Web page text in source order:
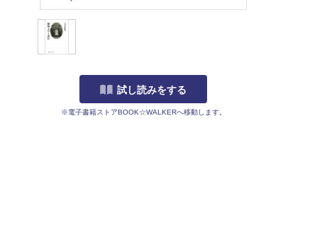
試し読みをする
※電子書籍ストアBOOK☆WALKERへ移動します。